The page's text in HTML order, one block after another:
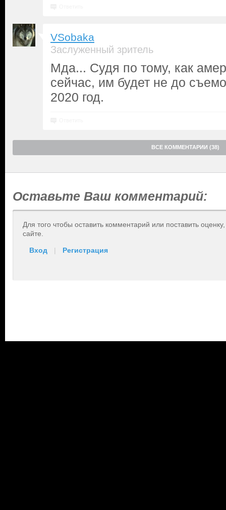
VSobaka
Заслуженный зритель
Мда... Судя по тому, как
сейчас, им будет не до
2020 год.
ВСЕ КОММЕНТАРИИ (38)
Оставьте Ваш комментарий:
Для того чтобы оставить комментарий или поставить
сайте.
Вход | Регистрация